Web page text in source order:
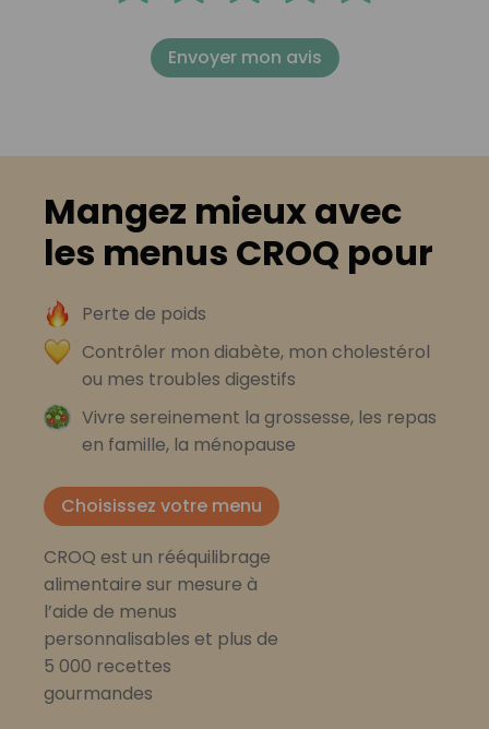
Envoyer mon avis
Mangez mieux avec
les menus CROQ pour
Perte de poids
Contrôler mon diabète, mon cholestérol
ou mes troubles digestifs
Vivre sereinement la grossesse, les repas
en famille, la ménopause
Choisissez votre menu
CROQ est un rééquilibrage
alimentaire sur mesure à
l’aide de menus
personnalisables et plus de
5 000 recettes
gourmandes